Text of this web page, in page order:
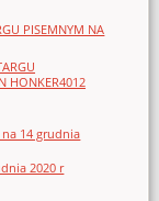
PISEMNYM NA
HONKER4012
na 14 grudnia
2020 r